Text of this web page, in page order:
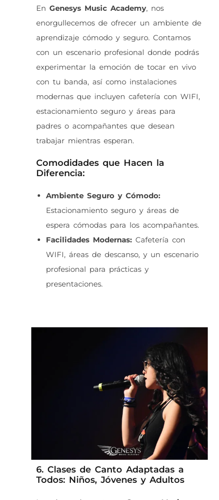
En Genesys Music Academy, nos
enorgullecemos de ofrecer un ambiente de
aprendizaje cómodo y seguro. Contamos
con un escenario profesional donde podrás
experimentar la emoción de tocar en vivo
con tu banda, así como instalaciones
modernas que incluyen cafetería con WIFI,
estacionamiento seguro y áreas para
padres o acompañantes que desean
trabajar mientras esperan.
Comodidades que Hacen la
Diferencia:
Ambiente Seguro y Cómodo:
Estacionamiento seguro y áreas de
espera cómodas para los acompañantes.
Facilidades Modernas:Cafetería con
WIFI, áreas de descanso, y un escenario
profesional para prácticas y
presentaciones.
6. Clases de Canto Adaptadas a
Todos: Niños, Jóvenes y Adultos